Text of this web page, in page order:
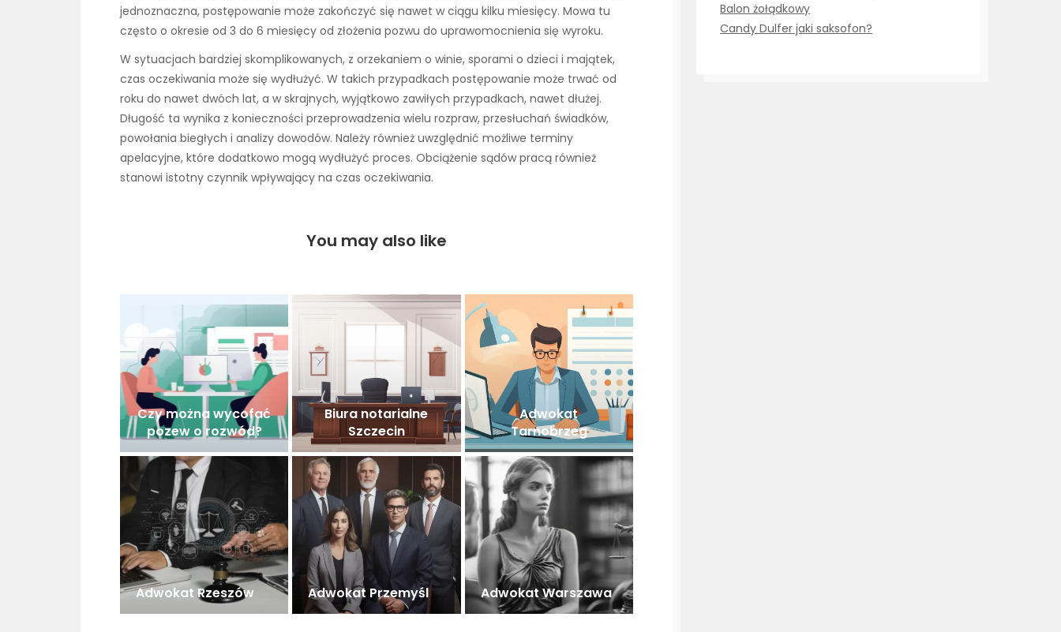
jednoznaczna, postępowanie może zakończyć się nawet w ciągu kilku miesięcy. Mowa tu
często o okresie od 3 do 6 miesięcy od złożenia pozwu do uprawomocnienia się wyroku.
W sytuacjach bardziej skomplikowanych, z orzekaniem o winie, sporami o dzieci i majątek,
czas oczekiwania może się wydłużyć. W takich przypadkach postępowanie może trwać od
roku do nawet dwóch lat, a w skrajnych, wyjątkowo zawiłych przypadkach, nawet dłużej.
Długość ta wynika z konieczności przeprowadzenia wielu rozpraw, przesłuchań świadków,
powołania biegłych i analizy dowodów. Należy również uwzględnić możliwe terminy
apelacyjne, które dodatkowo mogą wydłużyć proces. Obciążenie sądów pracą również
stanowi istotny czynnik wpływający na czas oczekiwania.
You may also like
Czy można wycofać
pozew o rozwód?
Biura notarialne
Szczecin
Adwokat
Tarnobrzeg
Adwokat Rzeszów Adwokat Przemyśl Adwokat Warszawa
Balon żołądkowy
Candy Dulfer jaki saksofon?